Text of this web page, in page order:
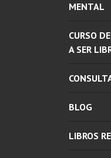
MENTAL
CURSO
A SER
BLOG
LIBROS